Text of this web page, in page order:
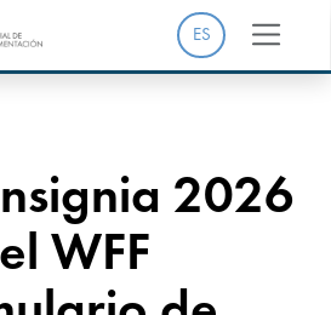
ES
2026
WFF